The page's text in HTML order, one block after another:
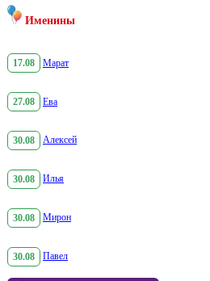
Именины
17.08 Марат
27.08 Ева
30.08 Алексей
30.08 Илья
30.08 Мирон
30.08 Павел